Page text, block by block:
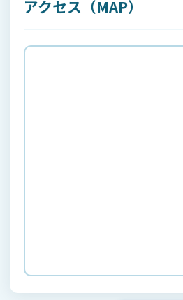
ご希望のサービス内容、ご相
状態
防犯カメラ・監視カメラシ
設定、保守、修理、点検、
アクセス（MAP）